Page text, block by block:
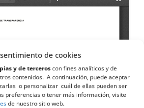
de cookies
y de terceroscon fines analíticos y de
contenidos. A continuación, puede aceptar
o personalizar cuál de ellas pueden ser
preferencias o tener más información, visite
de nuestro sitio web.